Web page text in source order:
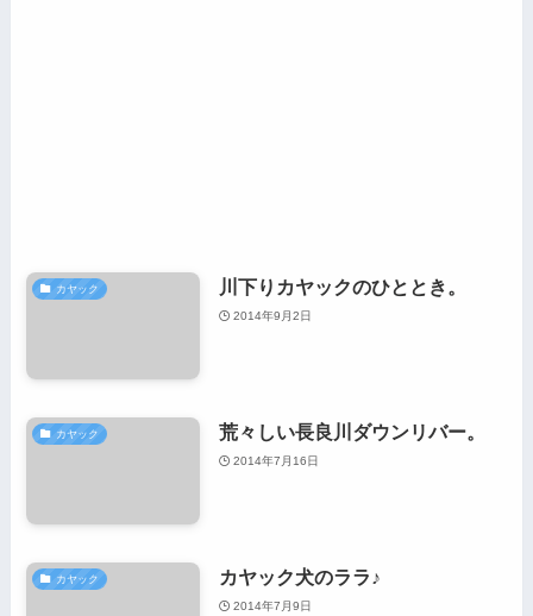
カヤック 川下りカヤックのひととき。
2014年9月2日
カヤック 荒々しい長良川ダウンリバー。
2014年7月16日
カヤック カヤック犬のララ♪
2014年7月9日